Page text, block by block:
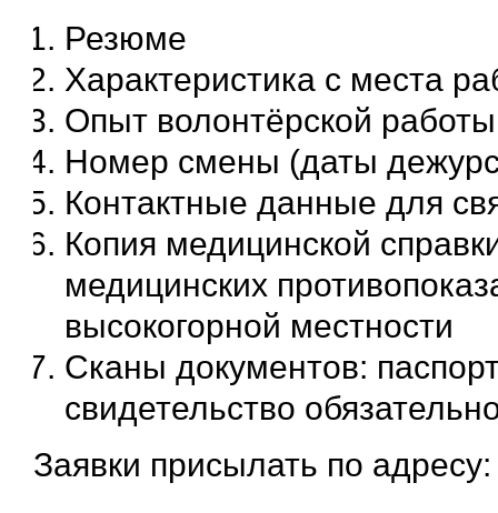
Резюме
Характеристика с места
Опыт волонтёрской
Номер смены (даты
Контактные данные для
Копия медицинской
медицинских
высокогорной местности
Сканы документов:
свидетельство
Заявки присылать по